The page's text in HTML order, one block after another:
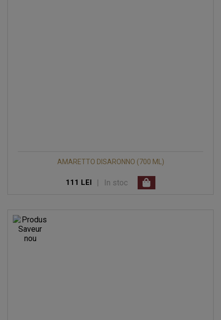
AMARETTO DISARONNO (700 ML)
111 LEI | In stoc